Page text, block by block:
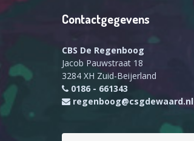
Contactgegevens
CBS De Regenboog
Jacob Pauwstraat 18
3284 XH Zuid-Beijerland
0186 - 661343
regenboog@csgdewaard.nl